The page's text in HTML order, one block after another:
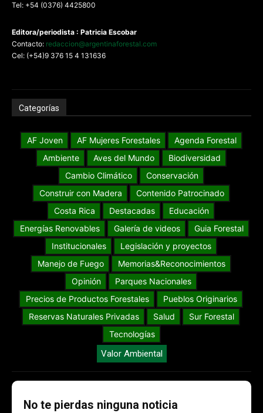
Tel: +54 (0376) 4425800
Editora/periodista : Patricia Escobar
Contacto: redaccion@argentinaforestal.com
Cel: (+54)9 376 15 4 131636
Categorías
AF Joven AF Mujeres Forestales
Agenda Forestal
Ambiente
Aves del Mundo
Biodiversidad
Cambio Climático
Conservación
Construir con Madera
Contenido Patrocinado
Costa Rica
Destacadas
Educación
Energías Renovables
Galería de videos
Guia Forestal
Institucionales
Legislación y proyectos
Manejo de Fuego
Memorias&Reconocimientos
Opinión
Parques Nacionales
Precios de Productos Forestales
Pueblos Originarios
Reservas Naturales Privadas
Salud
Sur Forestal
Tecnologías
Valor Ambiental
No te pierdas ninguna noticia